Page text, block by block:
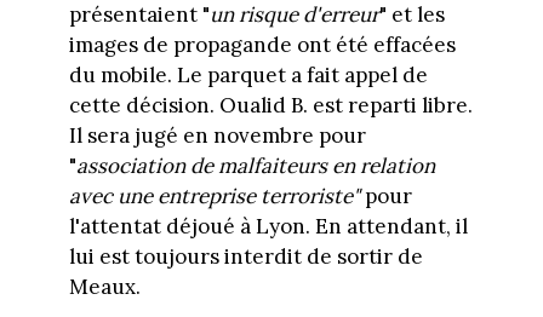
présentaient "un risque d'erreur" et les
images de propagande ont été effacées
du mobile. Le parquet a fait appel de
cette décision. Oualid B. est reparti libre.
Il sera jugé en novembre pour
"association de malfaiteurs en relation
avec une entreprise terroriste"pour
l'attentat déjoué à Lyon. En attendant, il
lui est toujours interdit de sortir de
Meaux.